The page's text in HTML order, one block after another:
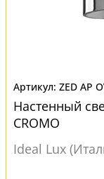
ZED AP
Настенный
CROMO
Ideal Lux